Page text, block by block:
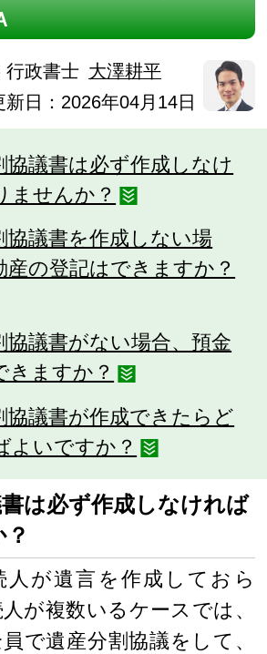
行政書士 大澤耕平
新日：2026年04月14日
協議書は必ず作成しなけ
ませんか？
協議書を作成しない場
産の登記はできますか？
協議書がない場合、預金
きますか？
協議書が作成できたらど
よいですか？
は必ず作成しなければ
が遺言を作成しておら
が複数いるケースでは、
で遺産分割協議をして、